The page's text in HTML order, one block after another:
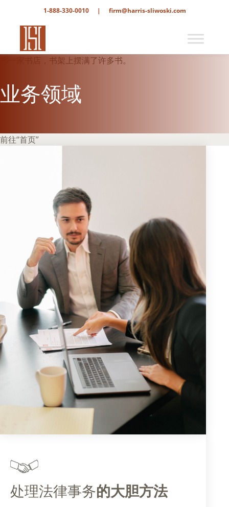
1-888-330-0010 | firm@harris-sliwoski.com
业务领域
前往“首页”
处理法律事务的大胆方法